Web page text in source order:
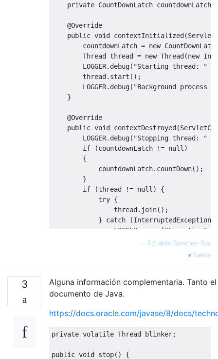
private CountDownLatch countdownLatch
@Override
public void contextInitialized(
        countdownLatch
= new
Thread thread = new Thread(new
        LOGGER
. debug( "Starting thread: "
        thread
. start ();
        LOGGER
. debug( "Background process
}
@Override
public void contextDestroyed(
        LOGGER
. debug( "Stopping thread: "
if
(countdownLatch != null )
{
            countdownLatch
. countDown();
}
if
(thread != null )
{
try {
                thread
. join();
}
catch (InterruptedException
                LOGGER
( "Exception"
"Thread
}
}
— Eduardo Sanchez-Ros
fuente
3
Alguna información complementaria. Tanto
documento de Java.
https://docs.oracle.com/javase/8/docs/
private volatile Thread blinker;
public void stop()
{